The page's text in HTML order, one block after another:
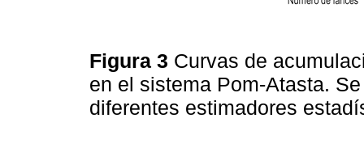
Figura 3 Curvas de
en el sistema Pom-Atasta.
diferentes estimadores